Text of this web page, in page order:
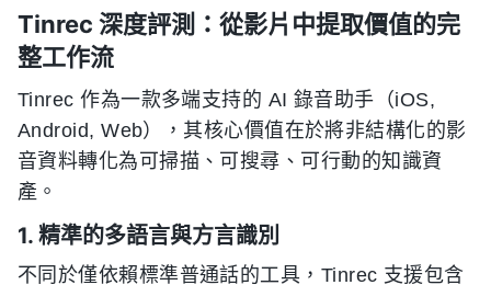
Tinrec 深度評測：從影片中提取價值的完
整工作流
Tinrec 作為一款多端支持的 AI 錄音助手（iOS,
Android, Web），其核心價值在於將非結構化的影
音資料轉化為可掃描、可搜尋、可行動的知識資
產。
1. 精準的多語言與方言識別
不同於僅依賴標準普通話的工具，Tinrec 支援包含